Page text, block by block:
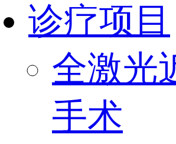
诊疗项目
全激光
手术